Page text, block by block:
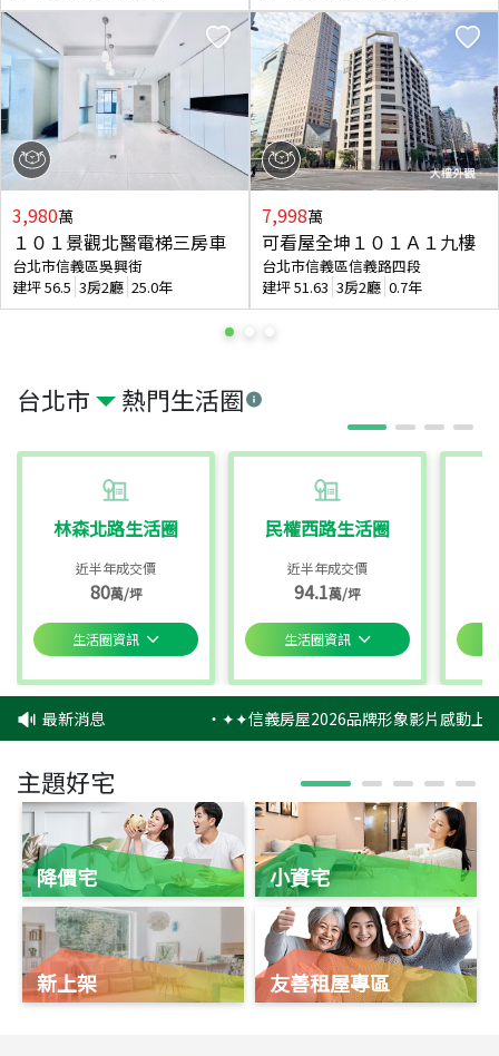
台北市 熱門生活圈
林森北路生活圈
近半年成交價
80萬/坪
生活圈資訊
民權西路生活圈
近半年成交價
94.1萬/坪
生活圈資訊
3,980萬
１０１景觀北醫電梯三房車
台北市信義區吳興街
建坪56.5 3房2廳 25.0年
7,998萬
可看屋全坤１０１Ａ１九樓
台北市信義區信義路四段
建坪51.63 3房2廳 0.7年
最新消息 ‧✦✦信義房屋2026品牌形象影片感動上
主題好宅
降價宅
新上架
小資宅
友善租屋專區